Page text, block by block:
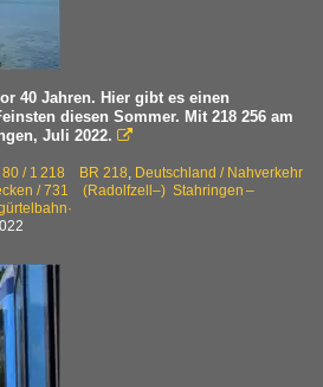
40 Jahren. Hier gibt es einen
diesen Sommer. Mit 218 256 am
Juli 2022. 
80 / 1 218 BR 218, Deutschland / Nahverkehr
/ 731 (Radolfzell–) Stahringen –